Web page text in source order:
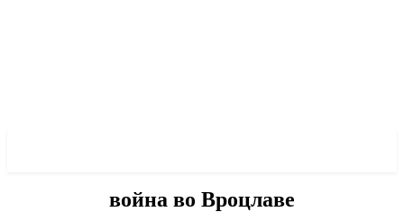
война во Вроцлаве